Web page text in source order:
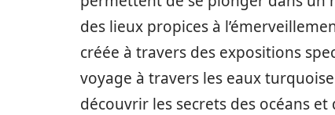
des lieux propices à
créée à travers des expositions
voyage à travers les eaux
découvrir les secrets des océans